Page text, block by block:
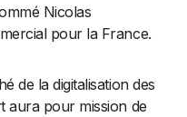
Nicolas
pour la France.
de la digitalisation des
aura pour mission de